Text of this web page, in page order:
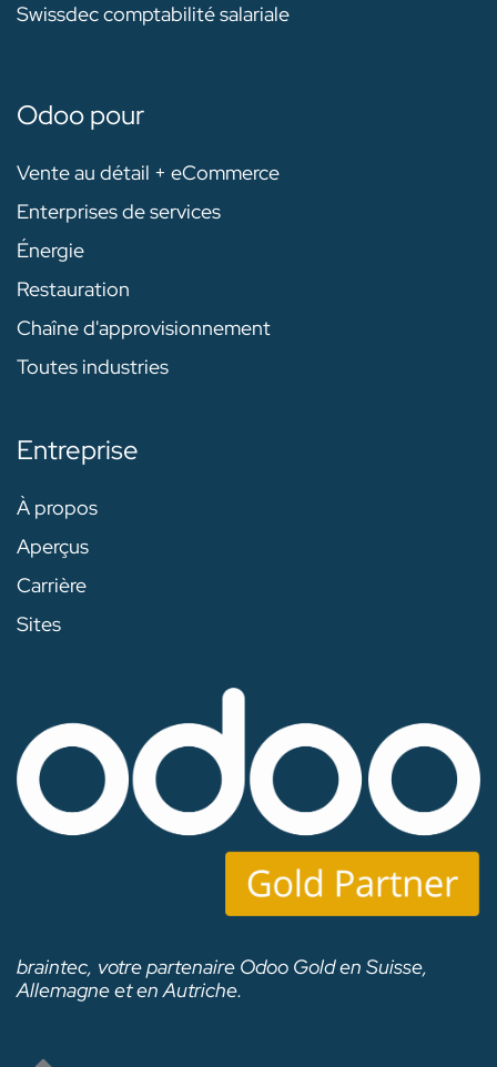
Swissdec comptabilité salariale
Odoo pour
Vente au détail + eCommerce
Enterprises de services
Énergie
Restauration
Chaîne d'approvisionnement
Toutes industries
Entreprise
À propos
Aperçus
Carrière
Sites
braintec, votre partenaire Odoo Gold en Suisse,
Allemagne et en Autriche.